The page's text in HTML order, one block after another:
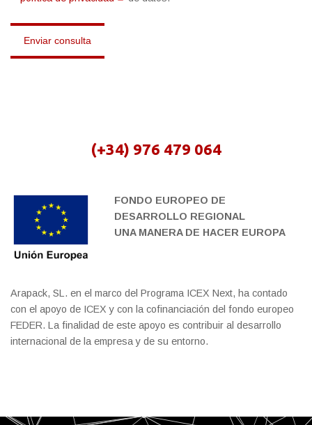
(+34) 976 479 064
FONDO EUROPEO DE
DESARROLLO REGIONAL
UNA MANERA DE HACER EUROPA
Arapack, SL. en el marco del Programa ICEX Next, ha contado
con el apoyo de ICEX y con la cofinanciación del fondo europeo
FEDER. La finalidad de este apoyo es contribuir al desarrollo
internacional de la empresa y de su entorno.